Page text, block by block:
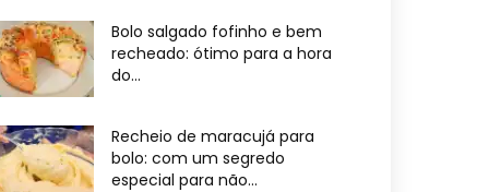
Bolo salgado fofinho e bem
recheado: ótimo para a hora
do...
Recheio de maracujá para
bolo: com um segredo
especial para não...